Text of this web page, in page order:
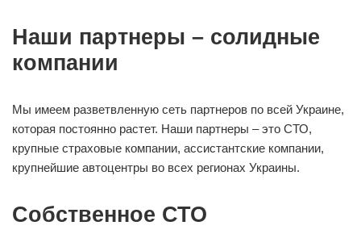
Наши партнеры – солидные
компании
Мы имеем разветвленную сеть партнеров по всей Украине,
которая постоянно растет. Наши партнеры – это СТО,
крупные страховые компании, ассистантские компании,
крупнейшие автоцентры во всех регионах Украины.
Собственное СТО